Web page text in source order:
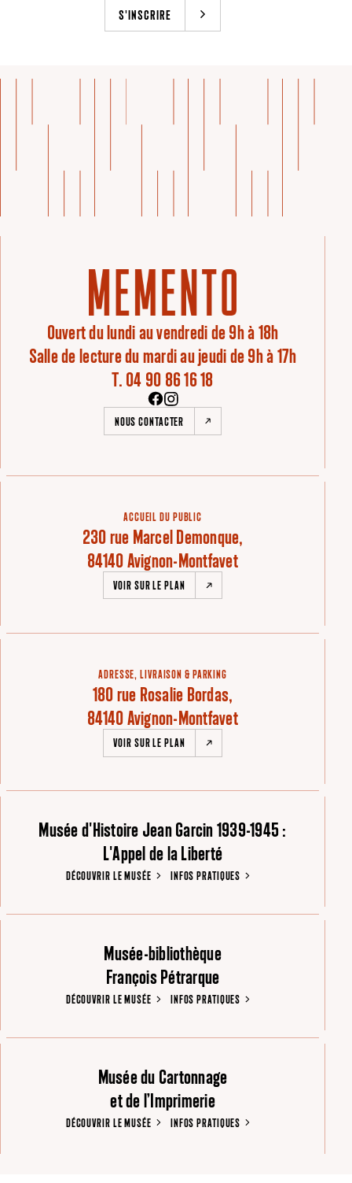
S'INSCRIRE
Ouvert du lundi au vendredi de 9h à 18h
Salle de lecture du mardi au jeudi de 9h à 17h
T. 04 90 86 16 18
NOUS CONTACTER
ACCUEIL DU PUBLIC
230 rue Marcel Demonque,
84140 Avignon-Montfavet
VOIR SUR LE PLAN
ADRESSE, LIVRAISON & PARKING
180 rue Rosalie Bordas,
84140 Avignon-Montfavet
VOIR SUR LE PLAN
Musée d'Histoire Jean Garcin 1939-1945 :
L'Appel de la Liberté
DÉCOUVRIR LE MUSÉE INFOS PRATIQUES
Musée-bibliothèque
François Pétrarque
DÉCOUVRIR LE MUSÉE INFOS PRATIQUES
Musée du Cartonnage
et de l’Imprimerie
DÉCOUVRIR LE MUSÉE INFOS PRATIQUES